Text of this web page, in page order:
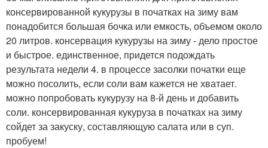
консервированной кукурузы в початках на зиму вам
понадобится большая бочка или емкость, объемом около
20 литров. консервация кукурузы на зиму - дело простое
и быстрое. единственное, придется подождать
результата недели 4. в процессе засолки початки еще
можно посолить, если соли вам кажется не хватает.
можно попробовать кукурузу на 8-й день и добавить
соли. консервированная кукуруза в початках на зиму
сойдет за закуску, составляющую салата или в суп.
пробуем!